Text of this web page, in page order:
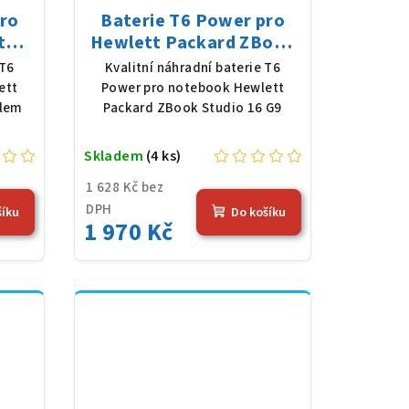
Baterie T6 Power pro
Hewlett Packard ZBook
Studio 16 G9, Li-Poly,
11,58 V, 7420 mAh (86
Wh), černá
Kvalitní náhradní baterie T6
Power pro notebook Hewlett
Packard ZBook Studio 16 G9
1 628 Kč bez
DPH
1 970 Kč
Skladem (4 ks)
Do košíku